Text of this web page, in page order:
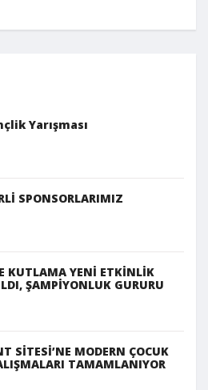
Yarışması
SPONSORLARIMIZ
KUTLAMA YENİ ETKİNLİK
ŞAMPİYONLUK GURURU
SİTESİ’NE MODERN ÇOCUK
TAMAMLANIYOR